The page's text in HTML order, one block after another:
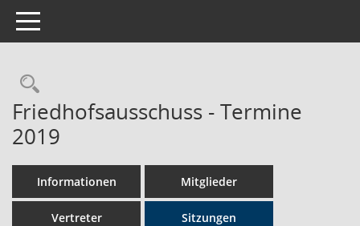
Toggle navigation
Rechercheauswahl
Friedhofsausschuss - Termine
2019
Informationen Mitglieder
Vertreter Sitzungen